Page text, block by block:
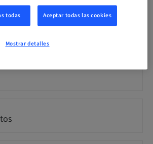
(se aplican impuestos locales)
todas Aceptar todas las cookies
Mostrar detalles